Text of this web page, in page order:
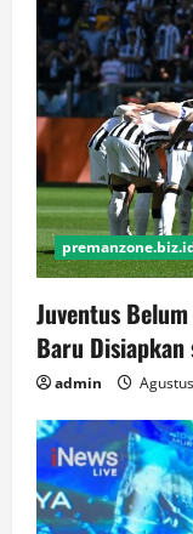
Juventus
Baru
admin